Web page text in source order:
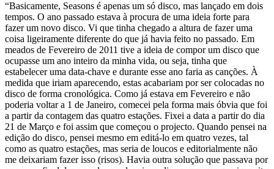
“Basicamente, Seasons é apenas um só disco, mas lançado em dois
tempos. O ano passado estava à procura de uma ideia forte para
fazer um novo disco. Vi que tinha chegado a altura de fazer uma
coisa ligeiramente diferente do que já havia feito no passado. Em
meados de Fevereiro de 2011 tive a ideia de compor um disco que
ocupasse um ano inteiro da minha vida, ou seja, tinha que
estabelecer uma data-chave e durante esse ano faria as canções. À
medida que iriam aparecendo, estas acabariam por ser colocadas no
disco de forma cronológica. Como já estava em Fevereiro e não
poderia voltar a 1 de Janeiro, comecei pela forma mais óbvia que foi
a partir da contagem das quatro estações. Fixei a data a partir do dia
21 de Março e foi assim que começou o projecto. Quando pensei na
edição do disco, pensei mesmo em editá-lo em quatro vezes, tal
como as quatro estações, mas seria de loucos e editorialmente não
me deixariam fazer isso (risos). Havia outra solução que passava por